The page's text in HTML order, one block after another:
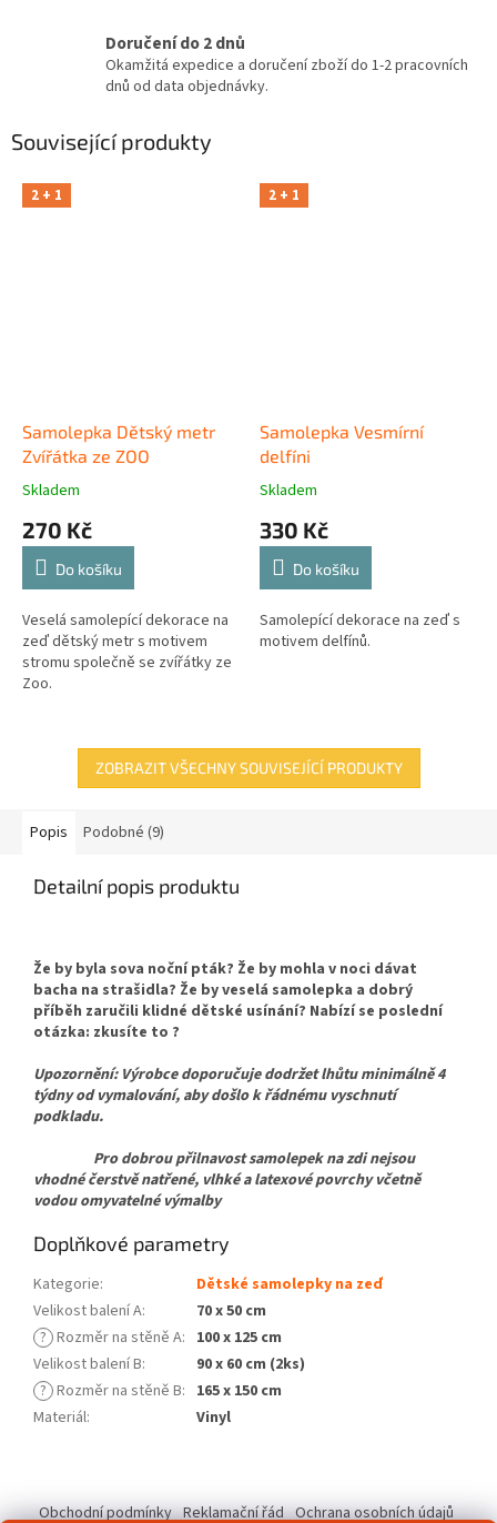
Doručení do 2 dnů
Okamžitá expedice a doručení zboží do 1-2 pracovních
dnů od data objednávky.
Související produkty
2 + 1
Samolepka Dětský metr
Zvířátka ze ZOO
Skladem
270 Kč
Do košíku
Veselá samolepící dekorace na
zeď dětský metr s motivem
stromu společně se zvířátky ze
Zoo.
2 + 1
Samolepka Vesmírní
delfíni
Skladem
330 Kč
Do košíku
Samolepící dekorace na zeď s
motivem delfínů.
ZOBRAZIT VŠECHNY SOUVISEJÍCÍ PRODUKTY
Popis Podobné (9)
Detailní popis produktu
Že by byla sova noční pták? Že by mohla v noci dávat
bacha na strašidla? Že by veselá samolepka a dobrý
příběh zaručili klidné dětské usínání? Nabízí se poslední
otázka: zkusíte to ?
Upozornění: Výrobce doporučuje dodržet lhůtu minimálně 4
týdny od vymalování, aby došlo k řádnému vyschnutí
podkladu.
Pro dobrou přilnavost samolepek na zdi nejsou
vhodné čerstvě natřené, vlhké a latexové povrchy včetně
vodou omyvatelné výmalby
Doplňkové parametry
Kategorie:
Dětské samolepky na zeď
Velikost balení A:
70 x 50 cm
? Rozměr na stěně A: 100 x 125 cm
Velikost balení B:
90 x 60 cm (2ks)
? Rozměr na stěně B: 165 x 150 cm
Materiál: Vinyl
Obchodní podmínky Reklamační řád Ochrana osobních údajů